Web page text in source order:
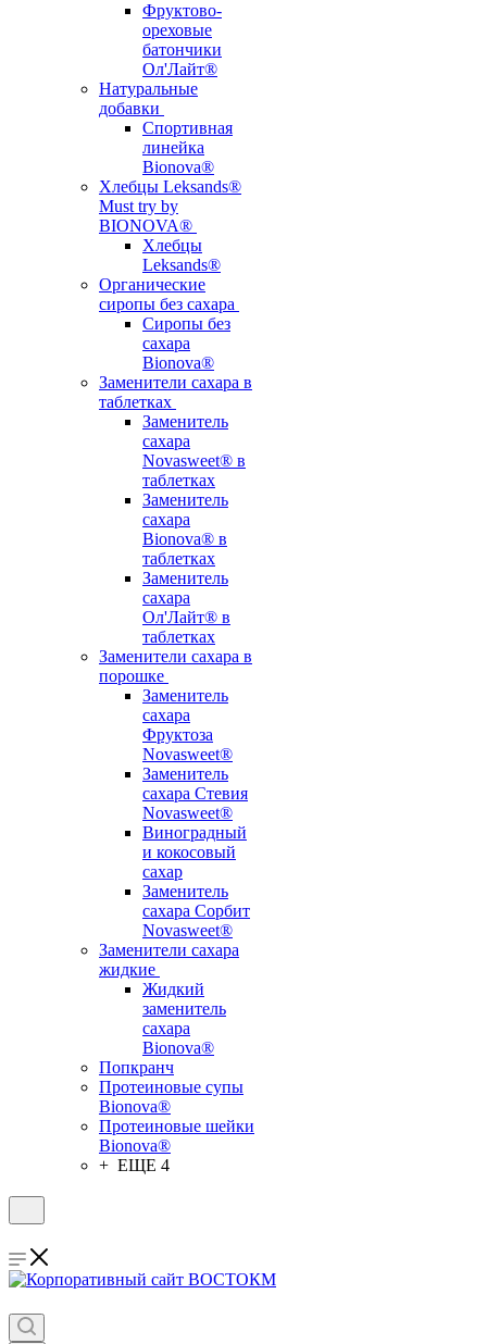
Фруктово-
ореховые
батончики
Ол'Лайт®
Натуральные
добавки
Спортивная
линейка
Bionova®
Хлебцы Leksands®
Must try by
BIONOVA®
Хлебцы
Leksands®
Органические
сиропы без сахара
Сиропы без
сахара
Bionova®
Заменители сахара в
таблетках
Заменитель
сахара
Novasweet® в
таблетках
Заменитель
сахара
Bionova® в
таблетках
Заменитель
сахара
Ол'Лайт® в
таблетках
Заменители сахара в
порошке
Заменитель
сахара
Фруктоза
Novasweet®
Заменитель
сахара Стевия
Novasweet®
Виноградный
и кокосовый
сахар
Заменитель
сахара Сорбит
Novasweet®
Заменители сахара
жидкие
Жидкий
заменитель
сахара
Bionova®
Попкранч
Протеиновые супы
Bionova®
Протеиновые шейки
Bionova®
+ ЕЩЕ 4